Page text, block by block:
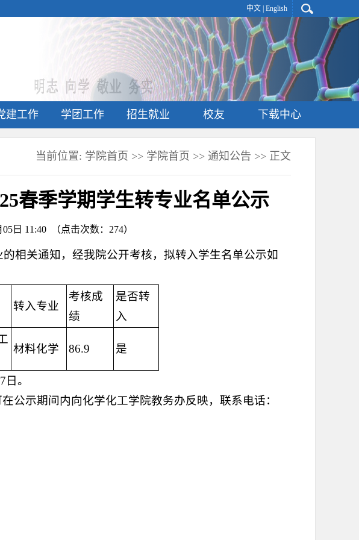
中文 English
建工作 学团工作 招生就业 校友 下载中心
当前位置: 学院首页 >> 学院首页 >> 通知公告 >> 正文
春季学期学生转专业名单公示
05日 11:40 （点击次数： 274）
相关通知，经我院公开考核，拟转入学生名单公示如
转入专业
考核成
绩
是否转
入
材料化学 86.9 是
。
公示期间内向化学化工学院教务办反映，联系电话：